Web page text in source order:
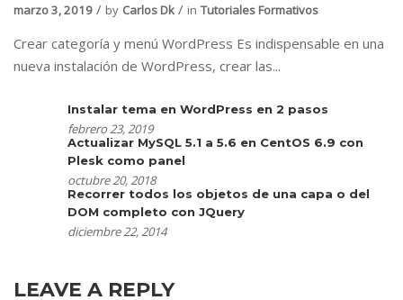
marzo 3, 2019 by Carlos Dk in Tutoriales Formativos
Crear categoría y menú WordPress Es indispensable en una
nueva instalación de WordPress, crear las...
Instalar tema en WordPress en 2 pasos
febrero 23, 2019
Actualizar MySQL 5.1 a 5.6 en CentOS 6.9 con
Plesk como panel
octubre 20, 2018
Recorrer todos los objetos de una capa o del
DOM completo con JQuery
diciembre 22, 2014
LEAVE A REPLY